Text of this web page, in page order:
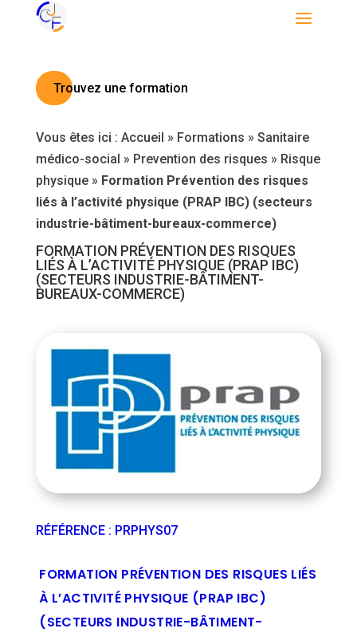
Trouvez une formation
Vous êtes ici : Accueil » Formations » Sanitaire
médico-social » Prevention des risques » Risque
physique» Formation Prévention des risques
liés à l’activité physique (PRAP IBC) (secteurs
industrie-bâtiment-bureaux-commerce)
FORMATION PRÉVENTION DES RISQUES
LIÉS À L’ACTIVITÉ PHYSIQUE (PRAP IBC)
(SECTEURS INDUSTRIE-BÂTIMENT-
BUREAUX-COMMERCE)
RÉFÉRENCE: PRPHYS07
FORMATION PRÉVENTION DES RISQUES LIÉS
À L’ACTIVITÉ PHYSIQUE (PRAP IBC)
(SECTEURS INDUSTRIE-BÂTIMENT-